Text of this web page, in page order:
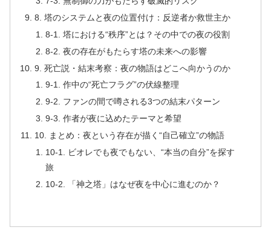
8. 塔のシステムと夜の位置付け：反逆者か救世主か
8-1. 塔における“秩序”とは？その中での夜の役割
8-2. 夜の存在がもたらす塔の未来への影響
9. 死亡説・結末考察：夜の物語はどこへ向かうのか
9-1. 作中の“死亡フラグ”の伏線整理
9-2. ファンの間で噂される3つの結末パターン
9-3. 作者が夜に込めたテーマと希望
10. まとめ：夜という存在が描く“自己確立”の物語
10-1. ビオレでも夜でもない、“本当の自分”を探す
旅
10-2. 「神之塔」はなぜ夜を中心に進むのか？